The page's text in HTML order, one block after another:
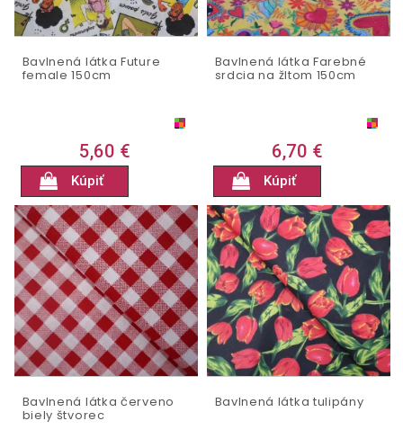
Bavlnená látka Future
female 150cm
5,60 €
Kúpiť
Bavlnená látka Farebné
srdcia na žltom 150cm
6,70 €
Kúpiť
Bavlnená látka červeno
biely štvorec
Bavlnená látka tulipány